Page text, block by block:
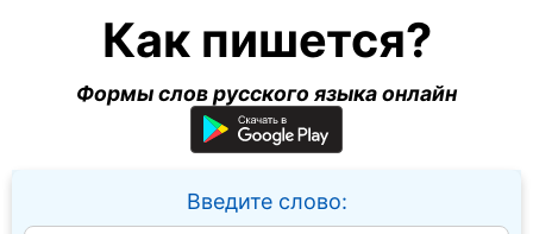
Как пишется?
Формы слов русского языка онлайн
Введите слово: